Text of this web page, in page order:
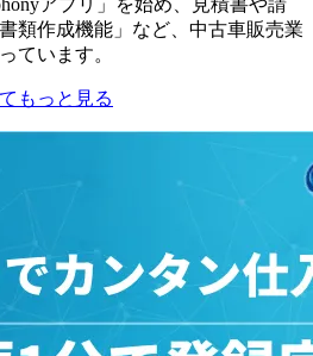
アプリ」を始め、見積書や請
類作成機能」など、中古車販売業
ています。
もっと見る